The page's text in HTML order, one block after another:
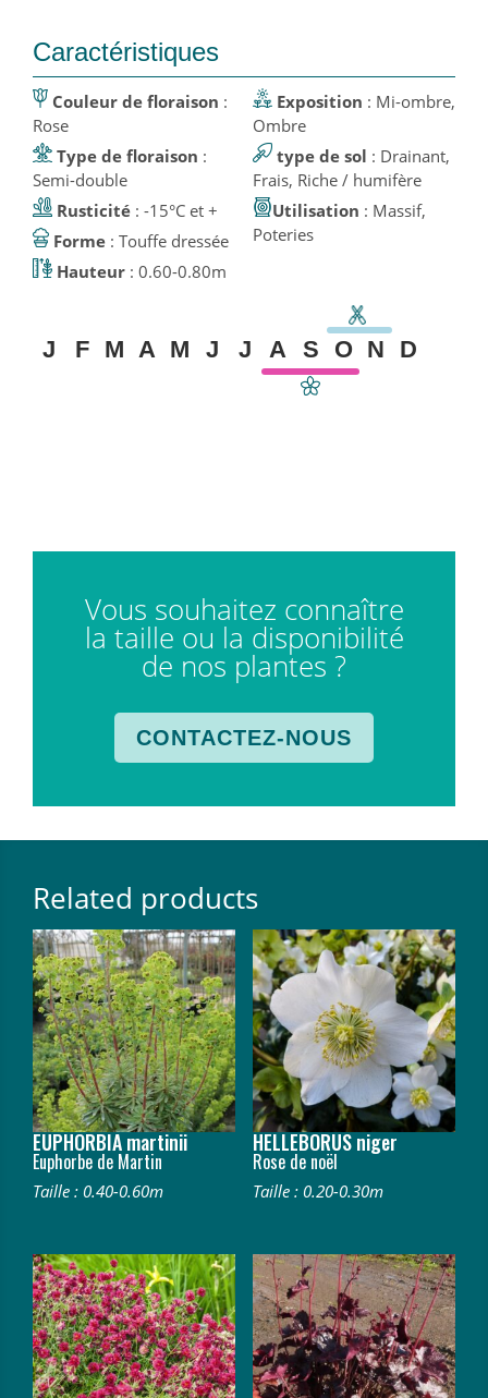
Caractéristiques
Couleur de floraison :
Rose
Type de floraison :
Semi-double
Rusticité : -15°C et +
Forme : Touffe dressée
Hauteur : 0.60-0.80m
Exposition : Mi-ombre,
Ombre
type de sol : Drainant,
Frais, Riche / humifère
Utilisation : Massif,
Poteries
J F M A M J J A S O N D
Vous souhaitez connaître
la taille ou la disponibilité
de nos plantes ?
CONTACTEZ-NOUS
Related products
EUPHORBIA martinii
Euphorbe de Martin
Taille : 0.40-0.60m
HELLEBORUS niger
Rose de noël
Taille : 0.20-0.30m